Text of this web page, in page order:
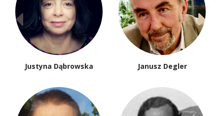
Justyna Dąbrowska Janusz Degler